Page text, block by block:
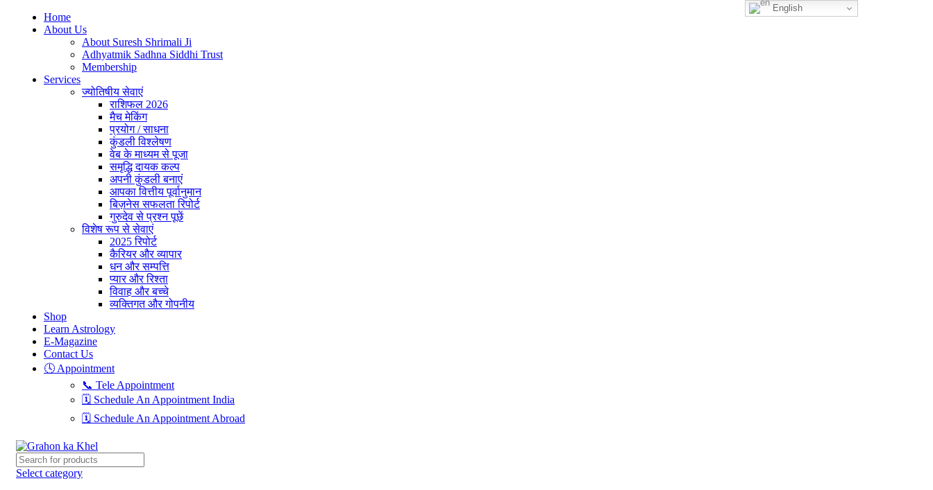
Home
About Us
About Suresh Shrimali Ji
Adhyatmik Sadhna Siddhi Trust
Membership
Services
ज्योतिषीय सेवाएं
राशिफल 2026
मैच मेकिंग
प्रयोग / साधना
कुंडली विश्लेषण
वेब के माध्यम से पूजा
समृद्धि दायक कल्प
अपनी कुंडली बनाएं
आपका वित्तीय पूर्वानुमान
बिज़नेस सफलता रिपोर्ट
गुरुदेव से प्रश्न पूछें
विशेष रूप से सेवाएं
2025 रिपोर्ट
कैरियर और व्यापार
धन और सम्पत्ति
प्यार और रिश्ता
विवाह और बच्चे
व्यक्तिगत और गोपनीय
Shop
Learn Astrology
E-Magazine
Contact Us
🕓 Appointment
📞 Tele Appointment
🗓 Schedule An Appointment India
🗓 Schedule An Appointment Abroad
Select category
English